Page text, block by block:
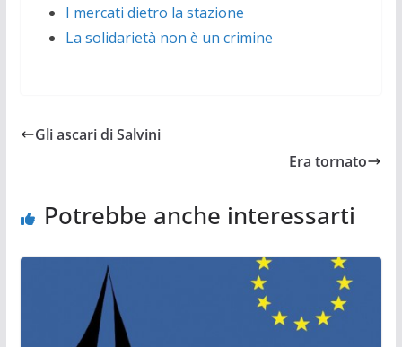
I mercati dietro la stazione
La solidarietà non è un crimine
Gli ascari di Salvini
Era tornato
Potrebbe anche interessarti